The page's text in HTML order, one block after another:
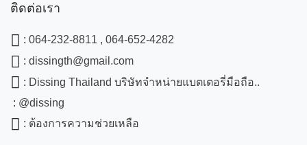
ติดต่อเรา
: 064-232-8811 , 064-652-4282
: dissingth@gmail.com
: Dissing Thailand บริษัทจำหน่ายแบตเตอรี่มือถือ..
: @dissing
: ต้องการความช่วยเหลือ